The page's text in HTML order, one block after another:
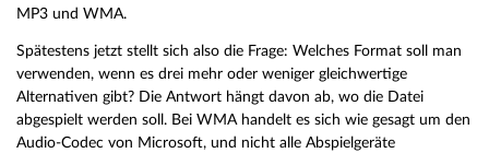
MP3 und WMA.
Spätestens jetzt stellt sich also die Frage: Welches Format soll man
verwenden, wenn es drei mehr oder weniger gleichwertige
Alternativen gibt? Die Antwort hängt davon ab, wo die Datei
abgespielt werden soll. Bei WMA handelt es sich wie gesagt um den
Audio-Codec von Microsoft, und nicht alle Abspielgeräte